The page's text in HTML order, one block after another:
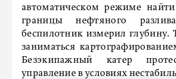
автоматическом режиме
границы нефтяного
беспилотник измерил глубину.
заниматься
Безэкипажный катер
управление в условиях